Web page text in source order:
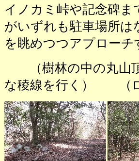
イノカミ峠や記念碑
がいずれも駐車場所は
を眺めつつアプロー
（樹林の中の丸
な稜線を行く） （ロ